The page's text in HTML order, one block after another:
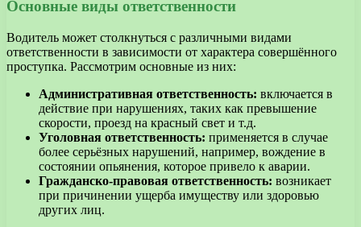
Основные виды ответственности
Водитель может столкнуться с различными видами
ответственности в зависимости от характера совершённого
проступка. Рассмотрим основные из них:
Административная ответственность: включается в
действие при нарушениях, таких как превышение
скорости, проезд на красный свет и т.д.
Уголовная ответственность: применяется в случае
более серьёзных нарушений, например, вождение в
состоянии опьянения, которое привело к аварии.
Гражданско-правовая ответственность: возникает
при причинении ущерба имуществу или здоровью
других лиц.